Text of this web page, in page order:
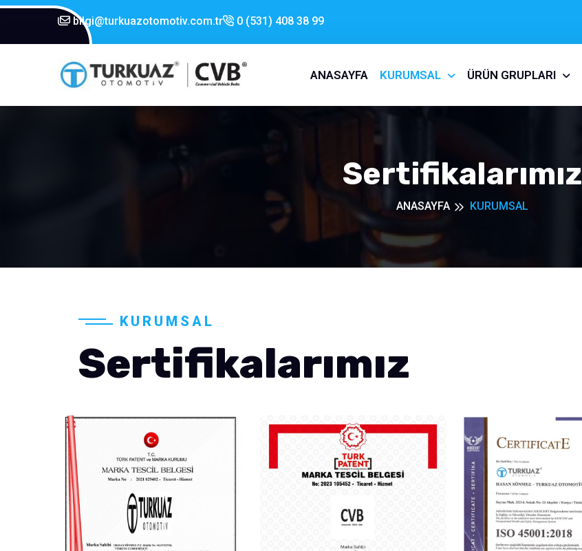
bilgi@turkuazotomotiv.com.tr 0 (531) 408 38 99
ANASAYFA KURUMSAL ÜRÜN GRUPLARI
Sertifikalarımız
ANASAYFA KURUMSAL
KURUMSAL
Sertifikalarımız